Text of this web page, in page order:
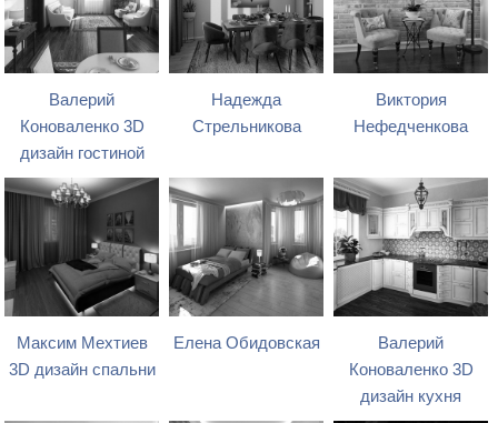
Валерий
Коноваленко 3D
дизайн гостиной
Надежда
Стрельникова
Виктория
Нефедченкова
Максим Мехтиев
3D дизайн спальни
Елена Обидовская
Валерий
Коноваленко 3D
дизайн кухня